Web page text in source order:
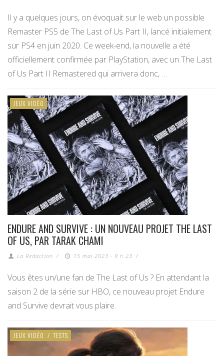
Il y a quelques jours, on évoquait sur le web un possible
Remaster PS5 de The Last of Us Part II, lancé initialement
sur PS4 en juin 2020. Ce week-end, la nouvelle a été
officiellement confirmée par PlayStation, avec un The Last
of Us Part II Remastered qui arrivera donc, …
JEUX VIDÉO
ENDURE AND SURVIVE : UN NOUVEAU PROJET THE LAST
OF US, PAR TARAK CHAMI
La Redaction / 15 mai 2023 - 9 h 23 /
Vous êtes un/une fan de The Last of Us ? En attendant la
saison 2 de la série sur HBO, ce nouveau projet Endure
and Survive devrait vous plaire.
JEUX VIDÉO / TESTS